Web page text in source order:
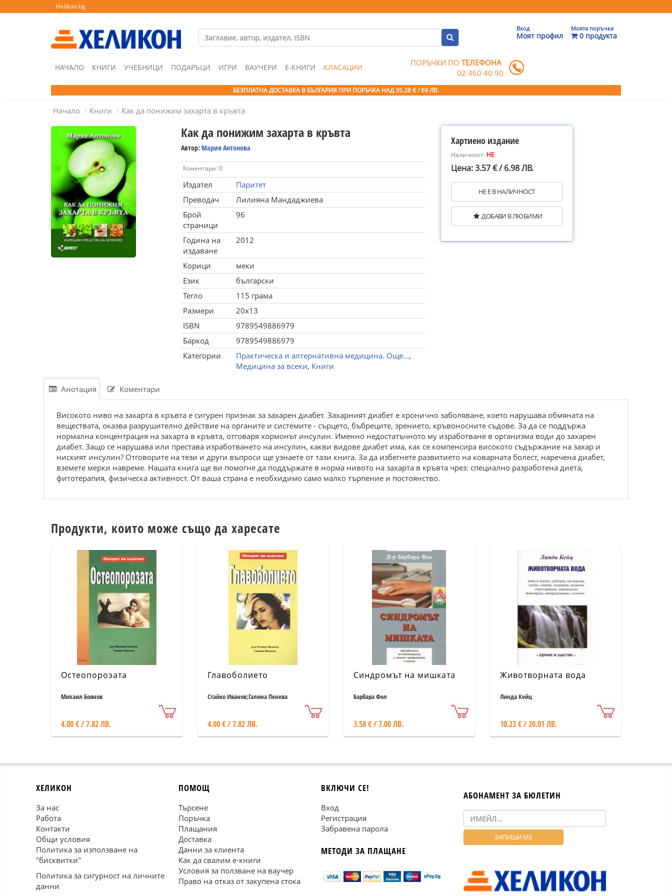
Helikon.bg
Вход
Моят профил
Моята поръчка
0 продукта
НАЧАЛО КНИГИ УЧЕБНИЦИ ПОДАРЪЦИ ИГРИ ВАУЧЕРИ Е-КНИГИ КЛАСАЦИИ ПОРЪЧКИ ПОТЕЛЕФОНА
02 460 40 90
БЕЗПЛАТНА ДОСТАВКА В БЪЛГАРИЯ ПРИ ПОРЪЧКА НАД 35.28 € / 69 ЛВ.
Начало Книги Как да понижим захарта в кръвта
Как да понижим захарта в кръвта
Автор: Мария Антонова
Коментари: 0
Издател
Паритет
Преводач
Лилияна Мандаджиева
Брой
страници
96
Година на
издаване
2012
Корици
меки
Език
български
Тегло
115 грама
Размери
20x13
ISBN
9789549886979
Баркод
9789549886979
Категории
Практическа и алтернативна медицина. Още...,
Медицина за всеки, Книги
Хартиено издание
Наличност: НЕ
Цена: 3.57 € / 6.98 ЛВ.
НЕ Е В НАЛИЧНОСТ
ДОБАВИ В ЛЮБИМИ
Анотация Коментари
Високото ниво на захарта в кръвта е сигурен признак за захарен диабет. Захарният диабет е хронично заболяване, което нарушава обмяната на
веществата, оказва разрушително действие на органите и системите - сърцето, бъбреците, зрението, кръвоносните съдове. За да се поддържа
нормална концентрация на захарта в кръвта, отговаря хормонът инсулин. Именно недостатъчното му изработване в организма води до захарен
диабет. Защо се нарушава или престава изработването на инсулин, какви видове диабет има, как се компенсира високото съдържание на захар и
ниският инсулин? Отговорите на тези и други въпроси ще узнаете от тази книга. За да избегнете развитието на коварната болест, наречена диабет,
вземете мерки навреме. Нашата книга ще ви помогне да поддържате в норма нивото на захарта в кръвта чрез: специално разработена диета,
фитотерапия, физическа активност. От ваша страна е необхидимо само малко търпение и постоянство.
Продукти, които може също да харесате
Остеопорозата
Михаил Боянов
4.00 € / 7.82 ЛВ.
Главоболието
Стайко Иванов;Галина Пенева
4.00 € / 7.82 ЛВ.
Синдромът на мишката
Барбара Фол
3.58 € / 7.00 ЛВ.
Животворната вода
Линда Кейц
10.23 € / 20.01 ЛВ.
ХЕЛИКОН
За нас
Работа
Контакти
Общи условия
Политика за използване на
"бисквитки"
Политика за сигурност на личните
данни
ПОМОЩ
Търсене
Поръчка
Плащания
Доставка
Данни за клиента
Как да свалим е-книги
Условия за ползване на ваучер
Право на отказ от закупена стока
ВКЛЮЧИ СЕ!
Вход
Регистрация
Забравена парола
МЕТОДИ ЗА ПЛАЩАНЕ
АБОНАМЕНТ ЗА БЮЛЕТИН